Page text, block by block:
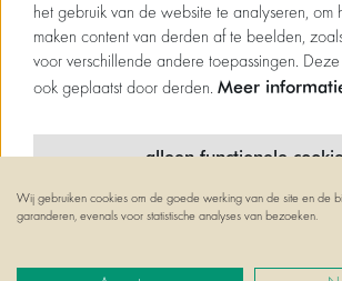
CultureSuite
het gebruik van de website te analyseren, om
maken content van derden af te beelden,
voor verschillende andere toepassingen.
ook geplaatst door derden. Meer
alleen functionele
minimale cookies
alle cookies
Wij gebruiken cookies om de goede werking van de site en de
garanderen, evenals voor statistische analyses van bezoeken.